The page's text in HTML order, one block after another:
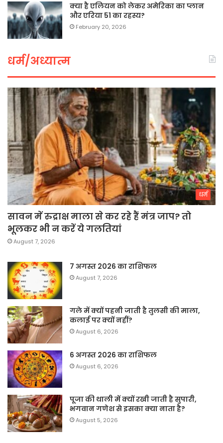
क्या है एलियन को लेकर अमेरिका का प्लान
और एरिया 51 का रहस्य?
February 20, 2026
धर्म/अध्यात्म
धर्म
सावन में रुद्राक्ष माला से कर रहे हैं मंत्र जाप? तो
भूलकर भी न करें ये गलतियां
August 7, 2026
7 अगस्त 2026 का राशिफल
August 7, 2026
गले में क्यों पहनी जाती है तुलसी की माला,
कलाई पर क्यों नहीं?
August 6, 2026
6 अगस्त 2026 का राशिफल
August 6, 2026
पूजा की थाली में क्यों रखी जाती है सुपारी,
भगवान गणेश से इसका क्या नाता है?
August 5, 2026